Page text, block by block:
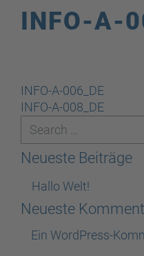
INFO-A-
INFO-A-006_DE
INFO-A-008_DE
Neueste Beiträge
Hallo Welt!
Neueste
Ein WordPress-